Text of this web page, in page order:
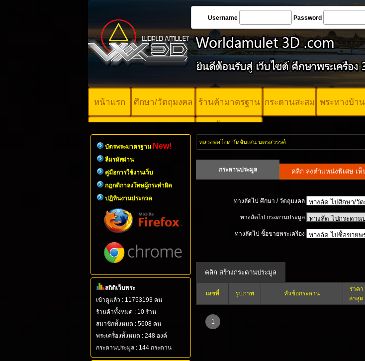
Username Password
หน้าแรก ศึกษา/วัตถุมงคล ร้านค้ามาตรฐาน กระดานสะสม พระทางบ้าน
บัตรพระ
มาตรฐาน
บัตรพระมาตรฐาน New!
ลืมรหัสผ่าน
คู่มือการใช้งานเว็บ
กฎกติกาลงโทษผู้กระทำผิด
ปฏิทินงานประกวด
สถิติเว็บพระ
เข้าดูแล้ว : 11753193 คน
ร้านค้าทั้งหมด : 10 ร้าน
สมาชิกทั้งหมด : 5608 คน
พระเครื่องทั้งหมด : 248 องค์
กระดานประมูล : 144 กระดาน
หลวงพ่อโอด วัดจันเสน นครสวรรค์
กระดานประมูล
ทางลัดไป ศึกษา / วัตถุมงคล
ทางลัดไป กระดานประมูล
ทางลัดไป ซื้อขายพระเครื่อง
เลขที่ รูปภาพ หัวข้อกระดาน
ราคา
ล่าสุด
1